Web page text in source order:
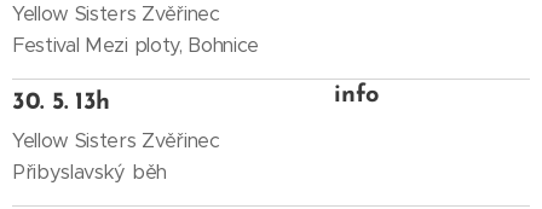
Yellow Sisters Zvěřinec
Festival Mezi ploty, Bohnice
30. 5. 13h
Yellow Sisters Zvěřinec
Přibyslavský běh
info